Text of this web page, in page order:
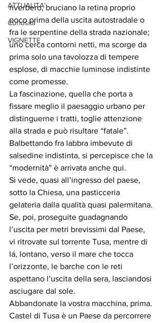
ATTUALITA'
Curiosità
VIGNETTE
riverbero, bruciano la retina proprio
poco prima della uscita autostradale o
fra le serpentine della strada nazionale;
uno cerca contorni netti, ma scorge da
prima solo una tavolozza di tempere
esplose, di macchie luminose indistinte
come promesse.
La fascinazione, quella che porta a
fissare meglio il paesaggio urbano per
distinguerne i tratti, toglie attenzione
alla strada e può risultare “fatale”.
Balbettando fra labbra imbevute di
salsedine indistinta, si percepisce che la
“modernità” è arrivata anche qui.
Si vede, quasi all’ingresso del paese,
sotto la Chiesa, una pasticceria
gelateria dalla qualità quasi palermitana.
Se, poi, proseguite guadagnando
l’uscita per metri brevissimi dal Paese,
vi ritrovate sul torrente Tusa, mentre di
lá, lontano, verso il mare che tocca
l’orizzonte, le barche con le reti
aspettano l’uscita della sera, lasciandosi
asciugare dal sole.
Abbandonate la vostra macchina, prima.
Castel di Tusa è un Paese da percorrere